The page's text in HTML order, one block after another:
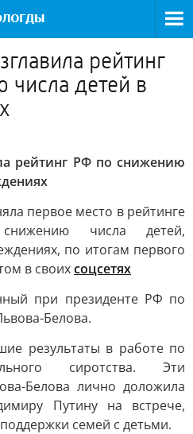
рейтинг
детей в
рейтинг РФ по снижению
первое место в рейтинге
числа детей,
по итогам первого
в своихсоцсетях
при президенте РФ по
Белова.
результаты в работе по
сиротства. Эти
Белова лично доложила
Путину на встрече,
семей с детьми.